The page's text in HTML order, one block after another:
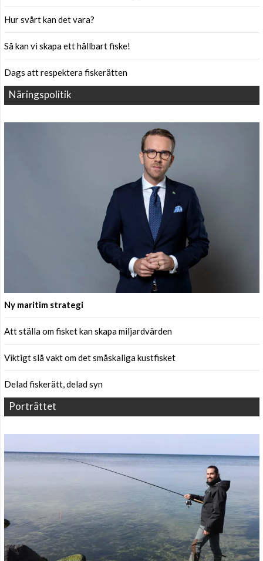
Hur svårt kan det vara?
Så kan vi skapa ett hållbart fiske!
Dags att respektera fiskerätten
Näringspolitik
Ny maritim strategi
Att ställa om fisket kan skapa miljardvärden
Viktigt slå vakt om det småskaliga kustfisket
Delad fiskerätt, delad syn
Porträttet